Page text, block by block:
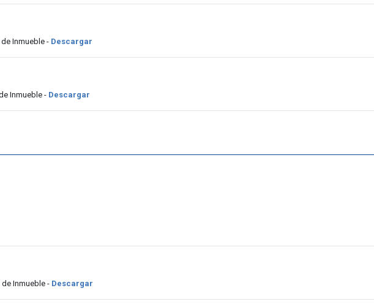
Inmueble - Descargar
Inmueble - Descargar
Inmueble - Descargar